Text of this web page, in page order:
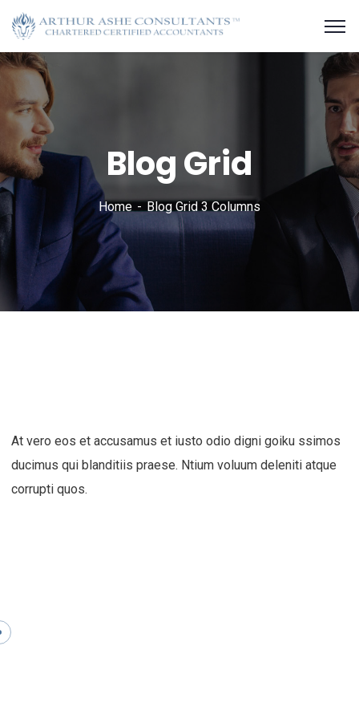
Blog Grid
Home Blog Grid 3 Columns
At vero eos et accusamus et iusto odio digni goiku ssimos
ducimus qui blanditiis praese. Ntium voluum deleniti atque
corrupti quos.